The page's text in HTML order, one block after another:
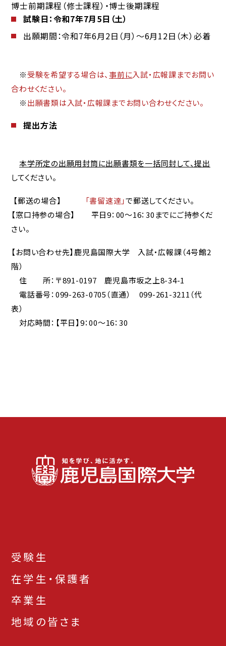
博士前期課程（修士課程）・博士後期課程
試験日：令和7年7月5日（土）
出願期間：令和7年6月2日（月）～6月12日（木）必着
※受験を希望する場合は、事前に入試・広報課までお問い
合わせください。
※出願書類は入試・広報課までお問い合わせください。
提出方法
本学所定の出願用封筒に出願書類を一括同封して、提出
してください。
【郵送の場合】 「書留速達」で郵送してください。
【窓口持参の場合】 平日9：00～16：30までにご持参くだ
さい。
【お問い合わせ先】鹿児島国際大学 入試・広報課（4号館2
階）
住 所：〒891-0197 鹿児島市坂之上8-34-1
電話番号：099-263-0705（直通） 099-261-3211（代
表）
対応時間：【平日】9：00～16：30
受験生
在学生・保護者
卒業生
地域の皆さま